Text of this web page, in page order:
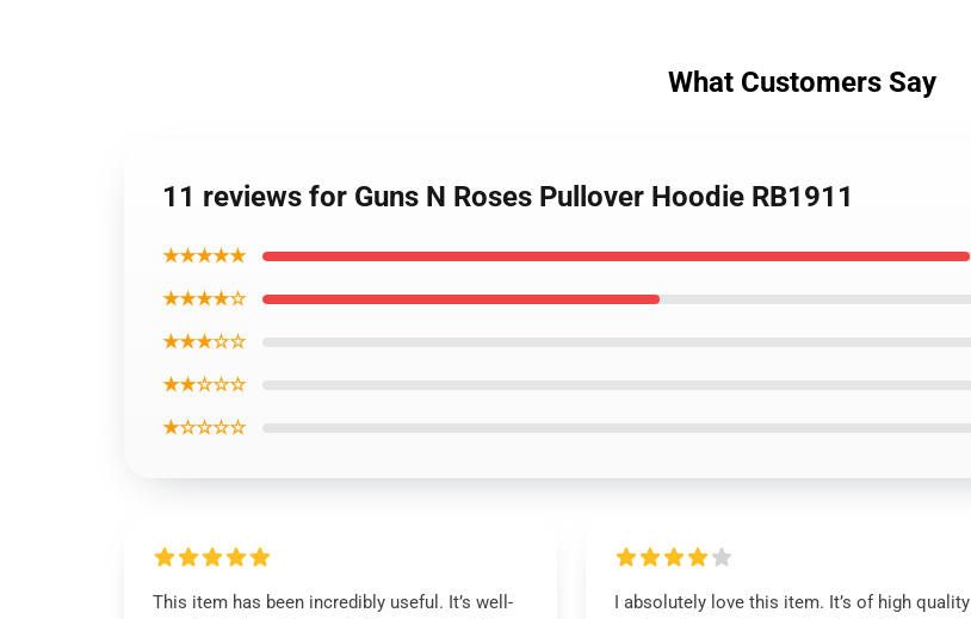
What Customers Say
11 reviews for Guns N Roses Pullover Hoodie RB1911
★★★★★
★★★★☆
★★★☆☆
★★☆☆☆
★☆☆☆☆
This item has been incredibly useful. It’s well-
I absolutely love this item. It’s of high quality